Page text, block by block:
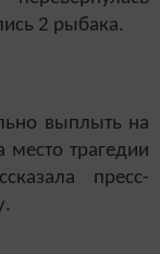
2 рыбака.
выплыть на
трагедии
пресс-